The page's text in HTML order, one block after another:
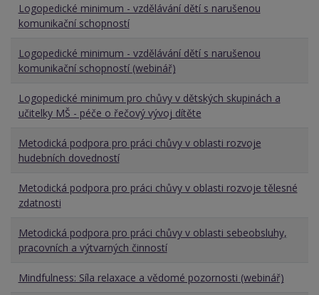
Logopedické minimum - vzdělávání dětí s narušenou
komunikační schopností
Logopedické minimum - vzdělávání dětí s narušenou
komunikační schopností (webinář)
Logopedické minimum pro chůvy v dětských skupinách a
učitelky MŠ - péče o řečový vývoj dítěte
Metodická podpora pro práci chůvy v oblasti rozvoje
hudebních dovedností
Metodická podpora pro práci chůvy v oblasti rozvoje tělesné
zdatnosti
Metodická podpora pro práci chůvy v oblasti sebeobsluhy,
pracovních a výtvarných činností
Mindfulness: Síla relaxace a vědomé pozornosti (webinář)